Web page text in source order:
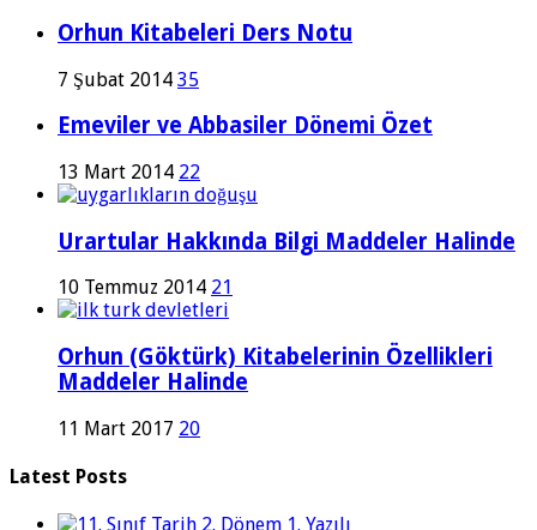
Orhun Kitabeleri Ders Notu
7 Şubat 2014 35
Emeviler ve Abbasiler Dönemi Özet
13 Mart 2014 22
Urartular Hakkında Bilgi Maddeler Halinde
10 Temmuz 2014 21
Orhun (Göktürk) Kitabelerinin Özellikleri
Maddeler Halinde
11 Mart 2017 20
Latest Posts